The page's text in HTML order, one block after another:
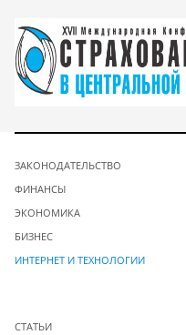
ЗАКОНОДАТЕЛЬСТВО
ФИНАНСЫ
ЭКОНОМИКА
БИЗНЕС
ИНТЕРНЕТ И ТЕХНОЛОГИИ
СТАТЬИ